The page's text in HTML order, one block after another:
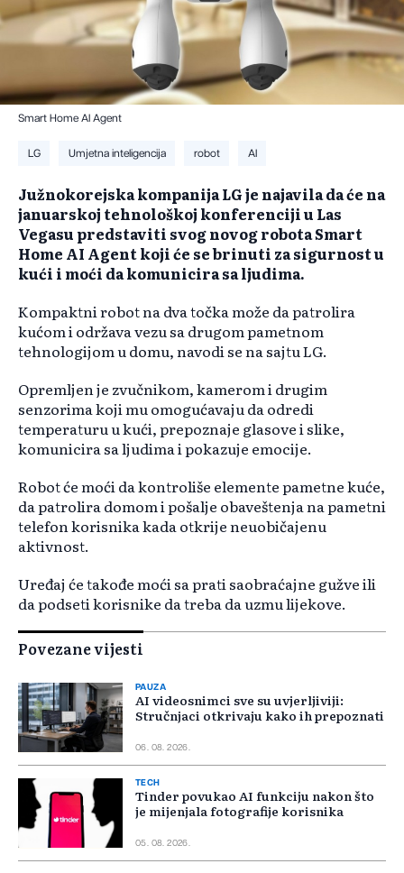
Smart Home AI Agent
LG Umjetna inteligencija robot AI
Južnokorejska kompanija LG je najavila da će na
januarskoj tehnološkoj konferenciji u Las
Vegasu predstaviti svog novog robota Smart
Home AI Agent koji će se brinuti za sigurnost u
kući i moći da komunicira sa ljudima.
Kompaktni robot na dva točka može da patrolira
kućom i održava vezu sa drugom pametnom
tehnologijom u domu, navodi se na sajtu LG.
Opremljen je zvučnikom, kamerom i drugim
senzorima koji mu omogućavaju da odredi
temperaturu u kući, prepoznaje glasove i slike,
komunicira sa ljudima i pokazuje emocije.
Robot će moći da kontroliše elemente pametne kuće,
da patrolira domom i pošalje obaveštenja na pametni
telefon korisnika kada otkrije neuobičajenu
aktivnost.
Uređaj će takođe moći sa prati saobraćajne gužve ili
da podseti korisnike da treba da uzmu lijekove.
Povezane vijesti
PAUZA
AI videosnimci sve su uvjerljiviji:
Stručnjaci otkrivaju kako ih prepoznati
06. 08. 2026.
TECH
Tinder povukao AI funkciju nakon što
je mijenjala fotografije korisnika
05. 08. 2026.